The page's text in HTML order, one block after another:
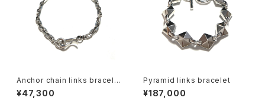
Anchor chain links bracele
t
¥47,300
Pyramid links bracelet
¥187,000